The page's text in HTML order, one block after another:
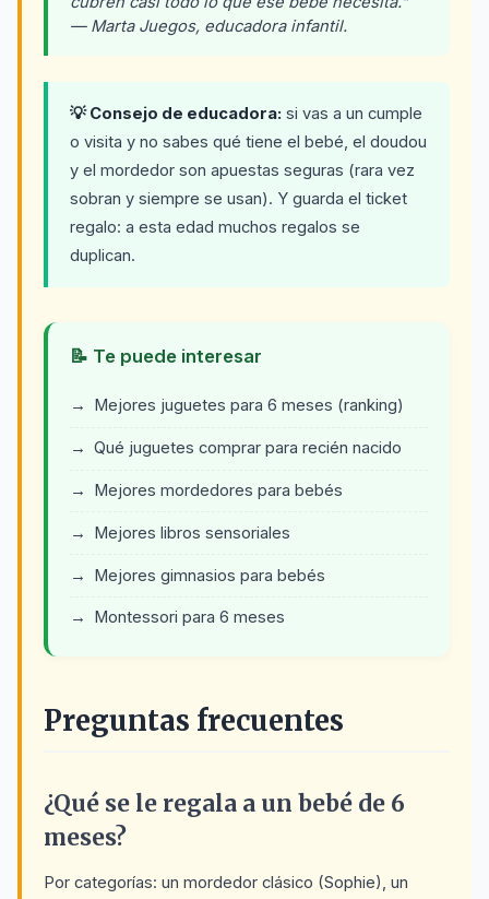
— Marta Juegos, educadora infantil.
💡 Consejo de educadora: si vas a un cumple
o visita y no sabes qué tiene el bebé, el doudou
y el mordedor son apuestas seguras (rara vez
sobran y siempre se usan). Y guarda el ticket
regalo: a esta edad muchos regalos se
duplican.
📝 Te puede interesar
Mejores juguetes para 6 meses (ranking)
Qué juguetes comprar para recién nacido
Mejores mordedores para bebés
Mejores libros sensoriales
Mejores gimnasios para bebés
Montessori para 6 meses
Preguntas frecuentes
¿Qué se le regala a un bebé de 6
meses?
Por categorías: un mordedor clásico (Sophie), un